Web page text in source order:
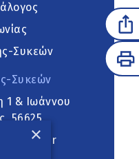
Συκεών
Συκεών
1 & Ιωάννου
56625
×